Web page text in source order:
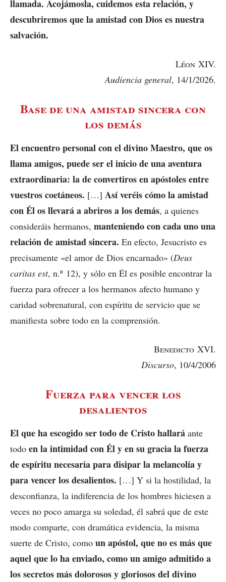
llamada. Acojámosla, cuidemos esta relación, y
descubriremos que la amistad con Dios es nuestra
salvación.
Léon XIV.
Audiencia general, 14/1/2026.
Base de una amistad sincera con
los demás
El encuentro personal con el divino Maestro, que os
llama amigos, puede ser el inicio de una aventura
extraordinaria: la de convertiros en apóstoles entre
vuestros coetáneos. […] Así veréis cómo la amistad
con Él os llevará a abriros a los demás, a quienes
consideráis hermanos, manteniendo con cada uno una
relación de amistad sincera. En efecto, Jesucristo es
precisamente «el amor de Dios encarnado» (Deus
caritas est, n.º 12), y sólo en Él es posible encontrar la
fuerza para ofrecer a los hermanos afecto humano y
caridad sobrenatural, con espíritu de servicio que se
manifiesta sobre todo en la comprensión.
Benedicto XVI.
Discurso, 10/4/2006
Fuerza para vencer los
desalientos
El que ha escogido ser todo de Cristo hallará ante
todo en la intimidad con Él y en su gracia la fuerza
de espíritu necesaria para disipar la melancolía y
para vencer los desalientos. […] Y si la hostilidad, la
desconfianza, la indiferencia de los hombres hiciesen a
veces no poco amarga su soledad, él sabrá que de este
modo comparte, con dramática evidencia, la misma
suerte de Cristo, como un apóstol, que no es más que
aquel que lo ha enviado, como un amigo admitido a
los secretos más dolorosos y gloriosos del divino